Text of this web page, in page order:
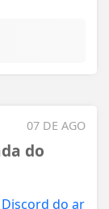
07 DE AGO
do